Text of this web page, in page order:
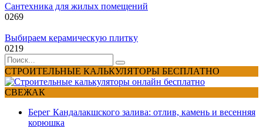
Сантехника для жилых помещений
0269
Выбираем керамическую плитку
0219
Search
for:
СТРОИТЕЛЬНЫЕ КАЛЬКУЛЯТОРЫ БЕСПЛАТНО
СВЕЖАК
Берег Кандалакшского залива: отлив, камень и весенняя
корюшка